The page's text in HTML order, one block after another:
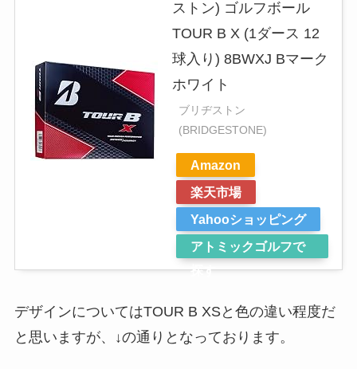
ストン) ゴルフボール
TOUR B X (1ダース 12
球入り) 8BWXJ Bマーク
ホワイト
ブリヂストン
(BRIDGESTONE)
Amazon
楽天市場
Yahooショッピング
アトミックゴルフで
探す
デザインについてはTOUR B XSと色の違い程度だ
と思いますが、↓の通りとなっております。